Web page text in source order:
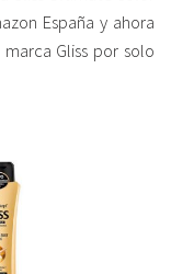
España y ahora
Gliss por solo